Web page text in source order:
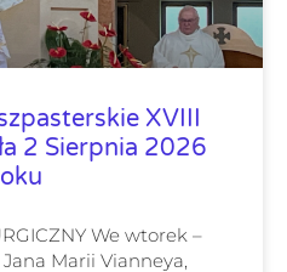
XVIII
2 Sierpnia 2026
We wtorek –
Marii Vianneya,